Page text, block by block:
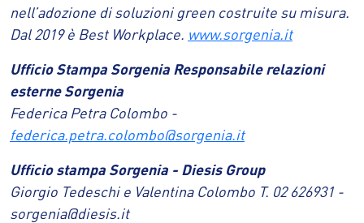
nell’adozione di soluzioni green costruite su misura.
Dal 2019 è Best Workplace. www.sorgenia.it
Ufficio Stampa Sorgenia Responsabile relazioni
esterne Sorgenia
Federica Petra Colombo -
federica.petra.colombo@sorgenia.it
Ufficio stampa Sorgenia - Diesis Group
Giorgio Tedeschi e Valentina Colombo T. 02 626931 -
sorgenia@diesis.it